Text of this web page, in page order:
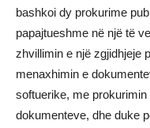
bashkoi dy prokurime
papajtueshme në një të
zhvillimin e një zgjidhjeje
menaxhimin e
softuerike, me
dokumenteve, dhe duke